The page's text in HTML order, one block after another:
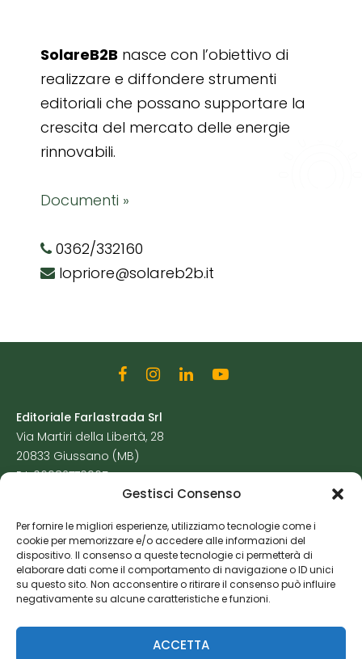
Gestisci Consenso
Per fornire le migliori esperienze, utilizziamo tecnologie come i
cookie per memorizzare e/o accedere alle informazioni del
dispositivo. Il consenso a queste tecnologie ci permetterà di
elaborare dati come il comportamento di navigazione o ID unici
su questo sito. Non acconsentire o ritirare il consenso può influire
negativamente su alcune caratteristiche e funzioni.
ACCETTA
SolareB2B nasce con l’obiettivo di
realizzare e diffondere strumenti
editoriali che possano supportare la
crescita del mercato delle energie
rinnovabili.
Documenti »
0362/332160
lopriore@solareb2b.it
Editoriale Farlastrada Srl
Via Martiri della Libertà, 28
20833 Giussano (MB)
P.I. 06982770965
Cookie Policy
Risorse Aggiuntive